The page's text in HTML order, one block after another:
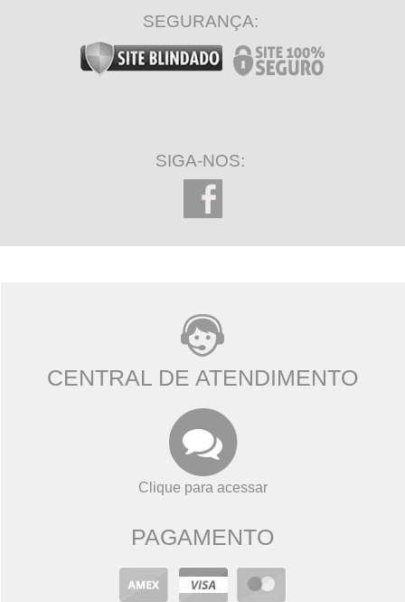
SEGURANÇA:
SIGA-NOS:
CENTRAL DE ATENDIMENTO
Clique para acessar
PAGAMENTO